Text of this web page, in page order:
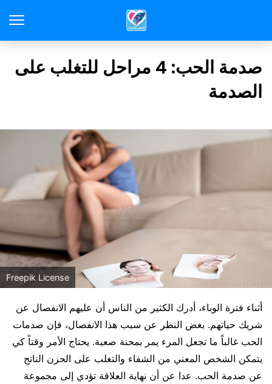
صدمة الحب: 4 مراحل للتغلب على
الصدمة
Freepik License
أثناء فترة الوباء، أدرك الكثير من الناس أن عليهم الانفصال عن
شريك حياتهم. بغض النظر عن سبب هذا الانفصال، فإن صدمات
الحب غالباً ما تجعل المرء يمر بمحنة صعبة. يحتاج الأمر وقتاً كي
يتمكن الشخص المعني من الشفاء والتغلب على الحزن الناتج
عن صدمة الحب. عدا عن أن نهاية العلاقة تؤدي إلى مجموعة